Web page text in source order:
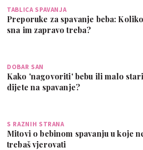
TABLICA SPAVANJA
Preporuke za spavanje beba:
sna im zapravo treba?
DOBAR SAN
Kako 'nagovoriti' bebu ili malo
dijete na spavanje?
S RAZNIH STRANA
Mitovi o bebinom spavanju u koje
trebaš vjerovati